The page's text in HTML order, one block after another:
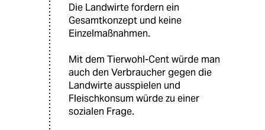
Die Landwirte fordern ein
Gesamtkonzept und keine
Einzelmaßnahmen.
Mit dem Tierwohl-Cent würde man
auch den Verbraucher gegen die
Landwirte ausspielen und
Fleischkonsum würde zu einer
sozialen Frage.